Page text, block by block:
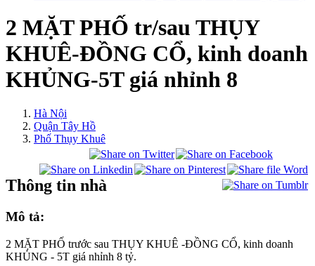
2 MẶT PHỐ tr/sau THỤY
KHUÊ-ĐỒNG CỔ, kinh doanh
KHỦNG-5T giá nhỉnh 8
Hà Nội
Quận Tây Hồ
Phố Thụy Khuê
Thông tin nhà
Mô tả:
2 MẶT PHỐ trước sau THỤY KHUÊ -ĐỒNG CỔ, kinh doanh
KHỦNG - 5T giá nhỉnh 8 tỷ.